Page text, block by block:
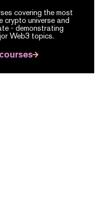
covering the most
crypto universe and
- demonstrating
Web3 topics.